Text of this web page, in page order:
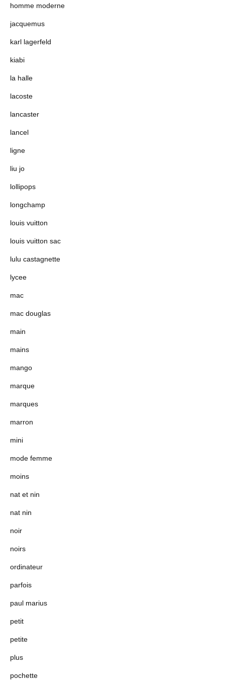
homme moderne
jacquemus
karl lagerfeld
kiabi
la halle
lacoste
lancaster
lancel
ligne
liu jo
lollipops
longchamp
louis vuitton
louis vuitton sac
lulu castagnette
lycee
mac
mac douglas
main
mains
mango
marque
marques
marron
mini
mode femme
moins
nat et nin
nat nin
noir
noirs
ordinateur
parfois
paul marius
petit
petite
plus
pochette